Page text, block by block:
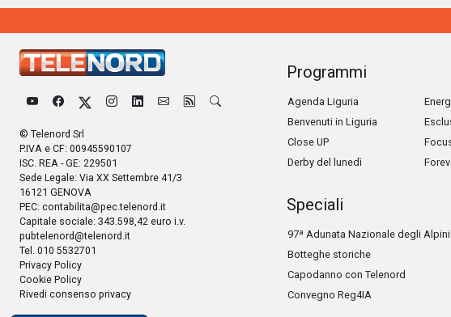
© Telenord Srl
P.IVA e CF: 00945590107
ISC. REA - GE: 229501
Sede Legale: Via XX Settembre 41/3
16121 GENOVA
PEC: contabilita@pec.telenord.it
Capitale sociale: 343.598,42 euro i.v.
pubtelenord@telenord.it
Tel. 010 5532701
Privacy Policy
Cookie Policy
Rivedi consenso privacy
Programmi
Agenda Liguria
Benvenuti in Liguria
Close UP
Derby del lunedì
Speciali
97ª Adunata Nazionale degli Alpini
Botteghe storiche
Capodanno con Telenord
Convegno Reg4IA